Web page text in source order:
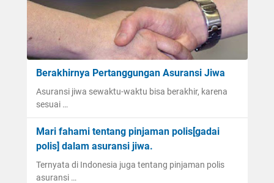
Berakhirnya Pertanggungan Asuransi Jiwa
Asuransi jiwa sewaktu-waktu bisa berakhir, karena
sesuai …
Mari fahami tentang pinjaman polis[gadai
polis] dalam asuransi jiwa.
Ternyata di Indonesia juga tentang pinjaman polis
asuransi …